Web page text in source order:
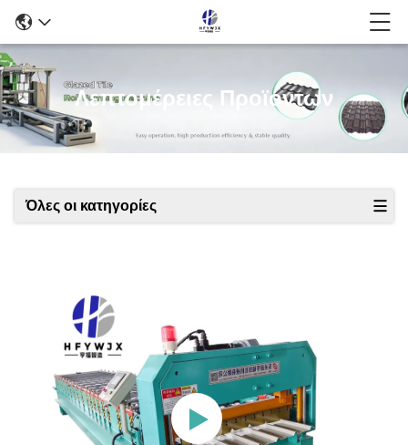
Λεπτομέρειες Προϊόντων
Όλες οι κατηγορίες